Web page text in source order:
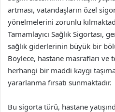
artması, vatandaşların özel
yönelmelerini zorunlu
Tamamlayıcı Sağlık Sigortası,
sağlık giderlerinin büyük bir
Böylece, hastane masrafları
herhangi bir maddi kaygı
yararlanma fırsatı sunmaktadır.
Bu sigorta türü, hastane